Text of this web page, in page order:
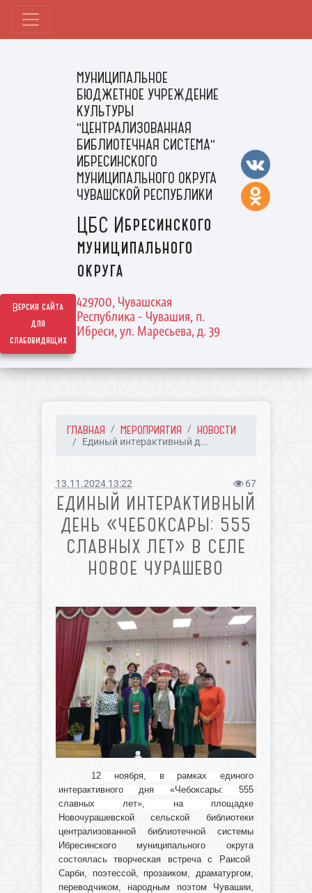
Версия сайта
для
слабовидящих
МУНИЦИПАЛЬНОЕ
БЮДЖЕТНОЕ УЧРЕЖДЕНИЕ
КУЛЬТУРЫ
"ЦЕНТРАЛИЗОВАННАЯ
БИБЛИОТЕЧНАЯ СИСТЕМА"
ИБРЕСИНСКОГО
МУНИЦИПАЛЬНОГО ОКРУГА
ЧУВАШСКОЙ РЕСПУБЛИКИ
ЦБС Ибресинского
муниципального
округа
429700, Чувашская
Республика - Чувашия, п.
Ибреси, ул. Маресьева, д. 39
ГЛАВНАЯ МЕРОПРИЯТИЯ НОВОСТИ
Единый интерактивный д...
13.11.2024 13:22 67
ЕДИНЫЙ ИНТЕРАКТИВНЫЙ
ДЕНЬ «ЧЕБОКСАРЫ: 555
СЛАВНЫХ ЛЕТ» В СЕЛЕ
НОВОЕ ЧУРАШЕВО
12 ноября, в рамках единого
интерактивного дня «Чебоксары: 555
славных лет», на площадке
Новочурашевской сельской библиотеки
централизованной библиотечной системы
Ибресинского муниципального округа
состояласьтворческая встреча с Раисой
Сарби, поэтессой, прозаиком, драматургом,
переводчиком, народным поэтом Чувашии,